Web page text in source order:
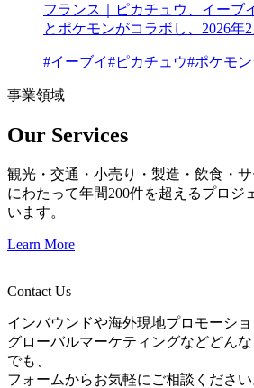
フランス｜ピカチュウ、イー
とポケモンがコラボし、2026年
#イーブイ#ピカチュウ#ポケモ
事業領域
Our Services
観光・交通・小売り・製造・飲食・
にわたって年間200件を超えるプロジ
います。
Learn More
Contact Us
インバウンドや海外現地プロモーショ
グローバルマーケティングなどどん
でも、
フォームからお気軽にご相談ください